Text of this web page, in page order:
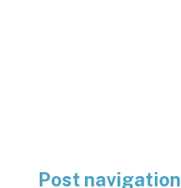
Post navigation